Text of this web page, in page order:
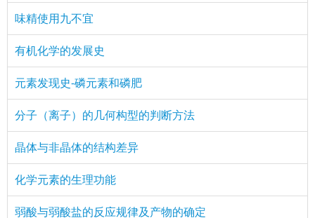
味精使用九不宜
有机化学的发展史
元素发现史-磷元素和磷肥
分子（离子）的几何构型的判断方法
晶体与非晶体的结构差异
化学元素的生理功能
弱酸与弱酸盐的反应规律及产物的确定